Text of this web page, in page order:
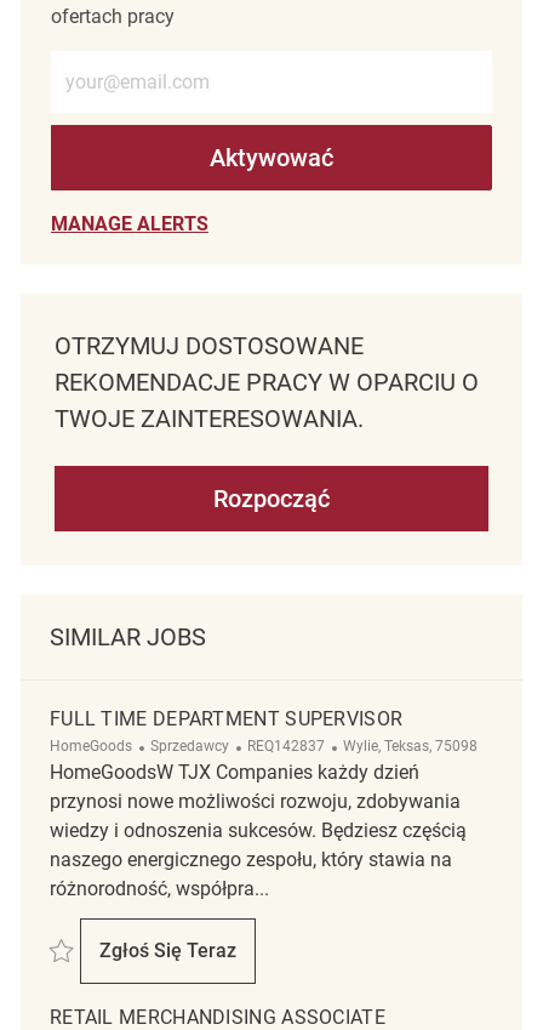
ofertach pracy
Aktywować
MANAGE ALERTS
OTRZYMUJ DOSTOSOWANE
REKOMENDACJE PRACY W OPARCIU O
TWOJE ZAINTERESOWANIA.
Rozpocząć
SIMILAR JOBS
FULL TIME DEPARTMENT SUPERVISOR
HomeGoods Kategoria
Sprzedawcy ReqId
REQ142837 Lokalizacja
Wylie, Teksas, 75098
HomeGoodsW TJX Companies każdy dzień
przynosi nowe możliwości rozwoju, zdobywania
wiedzy i odnoszenia sukcesów. Będziesz częścią
naszego energicznego zespołu, który stawia na
różnorodność, współpra...
Zapisać Full Time Department Supervisor REQ142837
Zgłoś Się Teraz
Full Time Department Supervisor
RETAIL MERCHANDISING ASSOCIATE